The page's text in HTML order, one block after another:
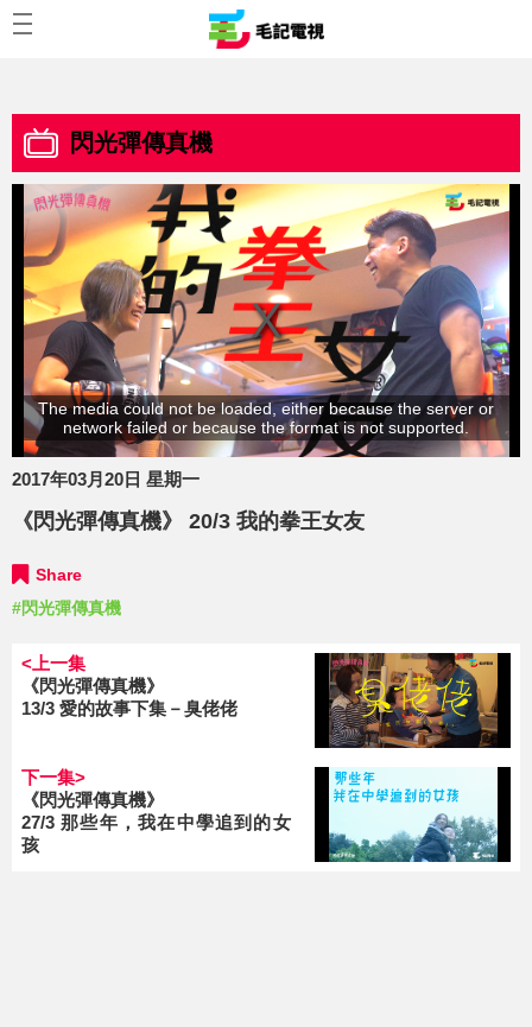
閃光彈傳真機
The media could not be loaded, either because the server or
network failed or because the format is not supported.
2017年03月20日 星期一
《閃光彈傳真機》 20/3 我的拳王女友
Share
#閃光彈傳真機
<上一集
《閃光彈傳真機》
13/3 愛的故事下集－臭佬佬
下一集>
《閃光彈傳真機》
27/3 那些年，我在中學追到的女
孩